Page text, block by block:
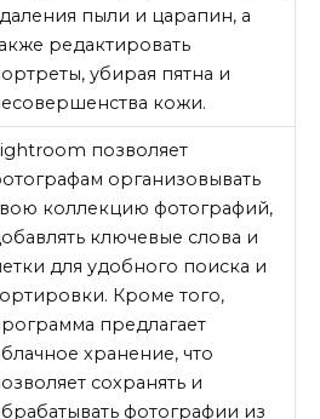
пыли и царапин, а
редактировать
убирая пятна и
кожи.
позволяет
организовывать
коллекцию фотографий,
ключевые слова и
для удобного поиска и
Кроме того,
предлагает
хранение, что
сохранять и
фотографии из